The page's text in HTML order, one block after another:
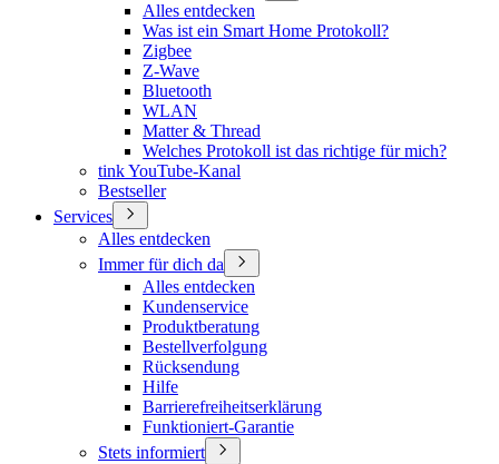
Alles entdecken
Was ist ein Smart Home Protokoll?
Zigbee
Z-Wave
Bluetooth
WLAN
Matter & Thread
Welches Protokoll ist das richtige für mich?
tink YouTube-Kanal
Bestseller
Services
Alles entdecken
Immer für dich da
Alles entdecken
Kundenservice
Produktberatung
Bestellverfolgung
Rücksendung
Hilfe
Barrierefreiheitserklärung
Funktioniert-Garantie
Stets informiert